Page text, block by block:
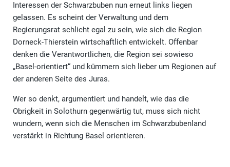
Interessen der Schwarzbuben nun erneut links liegen
gelassen. Es scheint der Verwaltung und dem
Regierungsrat schlicht egal zu sein, wie sich die Region
Dorneck-Thierstein wirtschaftlich entwickelt. Offenbar
denken die Verantwortlichen, die Region sei sowieso
„Basel-orientiert“ und kümmern sich lieber um Regionen auf
der anderen Seite des Juras.
Wer so denkt, argumentiert und handelt, wie das die
Obrigkeit in Solothurn gegenwärtig tut, muss sich nicht
wundern, wenn sich die Menschen im Schwarzbubenland
verstärkt in Richtung Basel orientieren.